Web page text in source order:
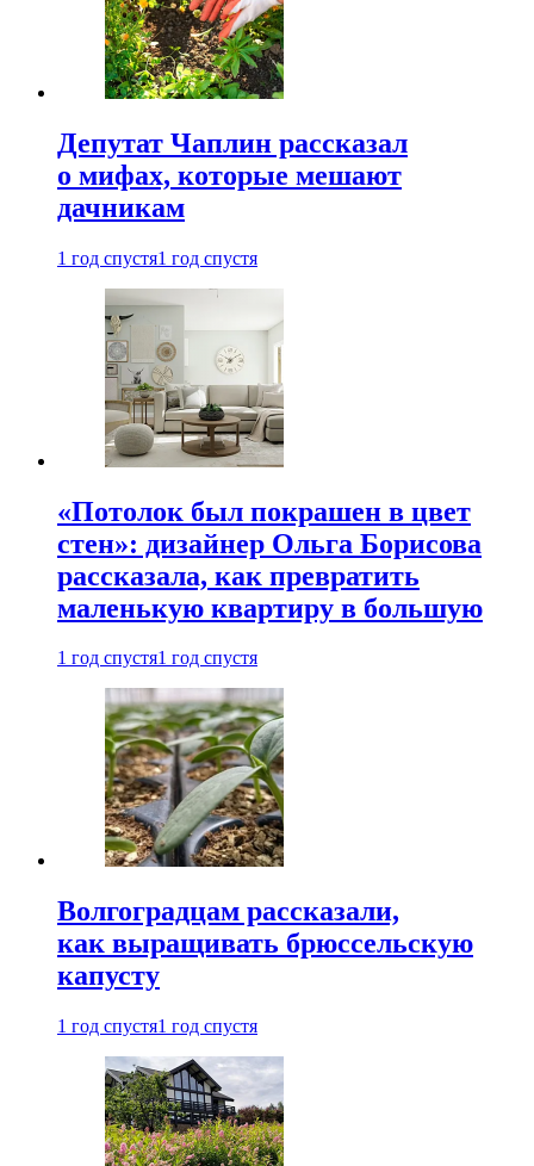
Депутат Чаплин рассказал
о мифах, которые мешают
дачникам
1 год спустя1 год спустя
«Потолок был покрашен в цвет
стен»: дизайнер Ольга Борисова
рассказала, как превратить
маленькую квартиру в большую
1 год спустя1 год спустя
Волгоградцам рассказали,
как выращивать брюссельскую
капусту
1 год спустя1 год спустя